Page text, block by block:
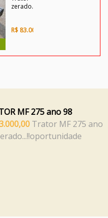
zerado...!!oportunidade
R$ 83.000,00
MF 275 ano 98
Trator MF 275 ano